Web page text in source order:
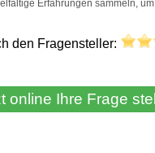
den Fragensteller: